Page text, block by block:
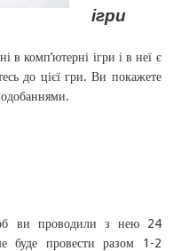
ігри
в комп’ютерні ігри і в неї є
до цієї гри. Ви покажете
ви проводили з нею 24
буде провести разом 1-2